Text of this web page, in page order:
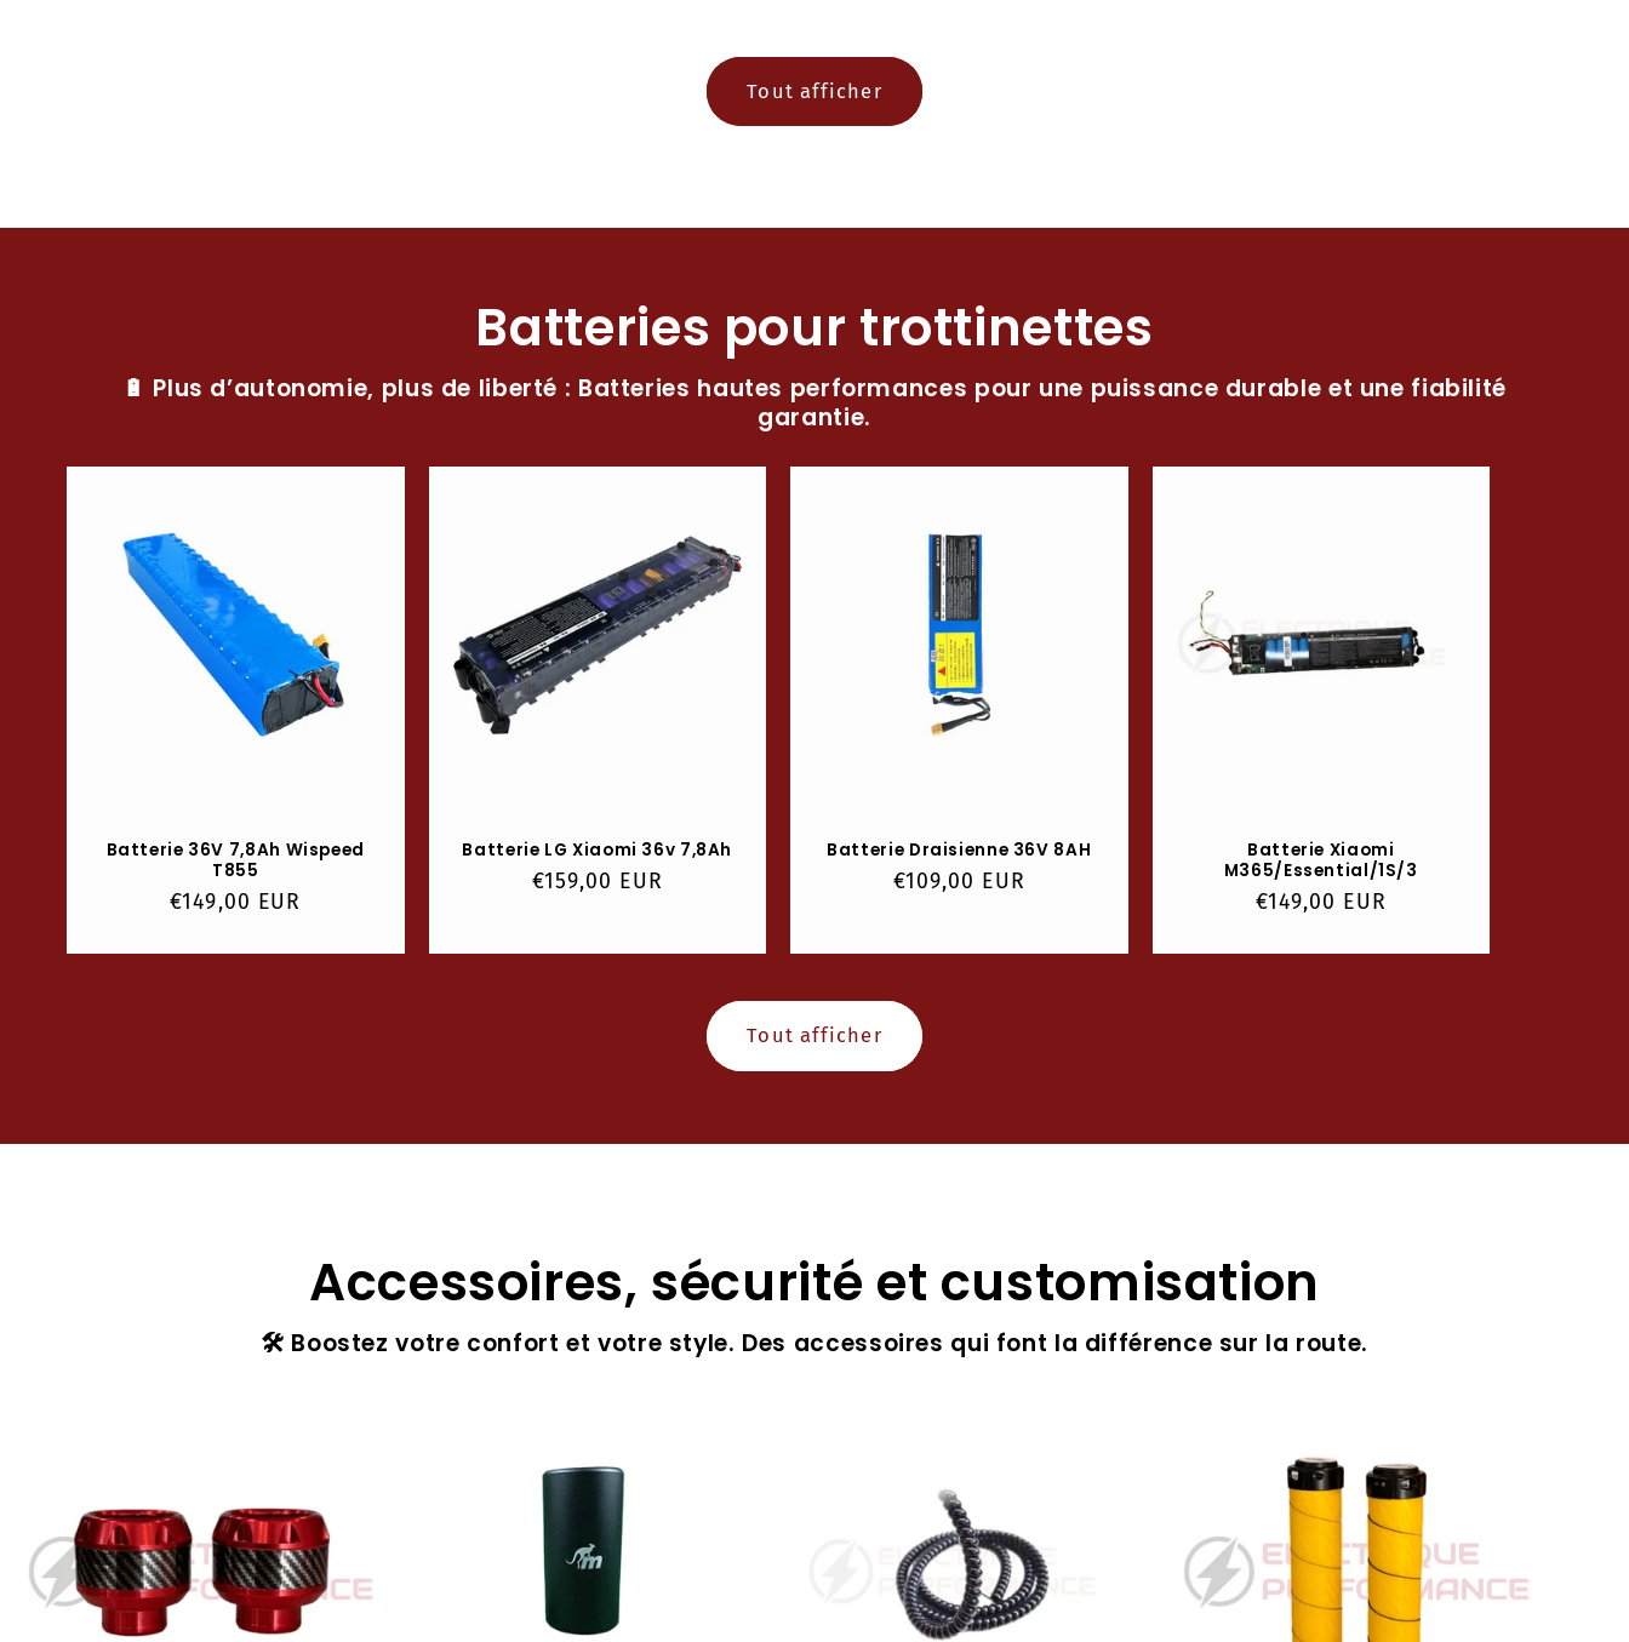
Tout afficher
Batteries pour trottinettes
🔋 Plus d’autonomie, plus de liberté : Batteries hautes performances pour une puissance durable et une fiabilité
garantie.
Batterie 36V 7,8Ah Wispeed
T855
Prix
€149,00 EUR
Batterie LG Xiaomi 36v 7,8Ah
Prix
€159,00 EUR
Batterie Draisienne 36V 8AH
Prix
€109,00 EUR
Batterie Xiaomi
M365/Essential/1S/3
Prix
€149,00 EUR
Tout afficher
Accessoires, sécurité et customisation
🛠️ Boostez votre confort et votre style. Des accessoires qui font la différence sur la route.